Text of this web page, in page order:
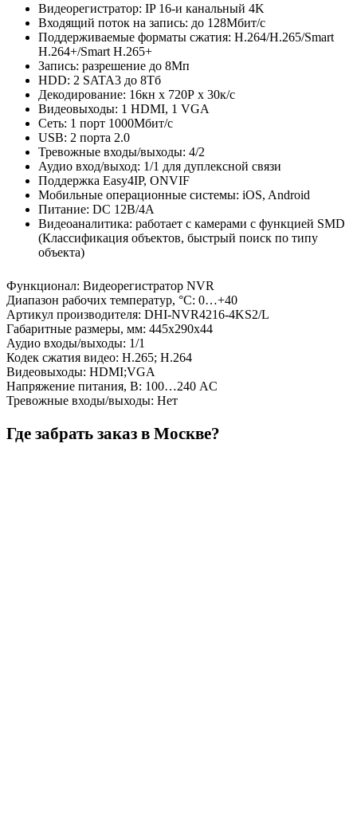
Видеорегистратор: IP 16-и канальный 4K
Входящий поток на запись: до 128Мбит/с
Поддерживаемые форматы сжатия: H.264/H.265/Smart
H.264+/Smart H.265+
Запись: разрешение до 8Мп
HDD: 2 SATA3 до 8Тб
Декодирование: 16кн х 720Р х 30к/с
Видеовыходы: 1 HDMI, 1 VGA
Сеть: 1 порт 1000Мбит/с
USB: 2 порта 2.0
Тревожные входы/выходы: 4/2
Аудио вход/выход: 1/1 для дуплексной связи
Поддержка Easy4IP, ONVIF
Мобильные операционные системы: iOS, Android
Питание: DC 12В/4А
Видеоаналитика: работает с камерами с функцией SMD
(Классификация объектов, быстрый поиск по типу
объекта)
Функционал: Видеорегистратор NVR
Диапазон рабочих температур, °С: 0…+40
Артикул производителя: DHI-NVR4216-4KS2/L
Габаритные размеры, мм: 445х290х44
Аудио входы/выходы: 1/1
Кодек сжатия видео: H.265; H.264
Видеовыходы: HDMI;VGA
Напряжение питания, В: 100…240 AC
Тревожные входы/выходы: Нет
Где забрать заказ в Москве?